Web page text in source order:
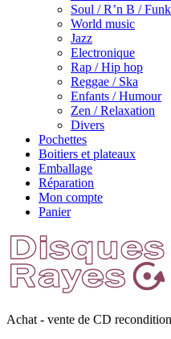
Soul / R’n B / Funk
World music
Jazz
Electronique
Rap / Hip hop
Reggae / Ska
Enfants / Humour
Zen / Relaxation
Divers
Pochettes
Boitiers et plateaux
Emballage
Réparation
Mon compte
Panier
Achat - vente de CD